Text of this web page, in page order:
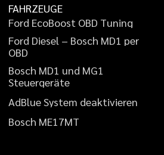
FAHRZEUGE
Ford EcoBoost OBD Tuning
Ford Diesel – Bosch MD1 per
OBD
Bosch MD1 und MG1
Steuergeräte
AdBlueSystem deaktivieren
Bosch ME17MT